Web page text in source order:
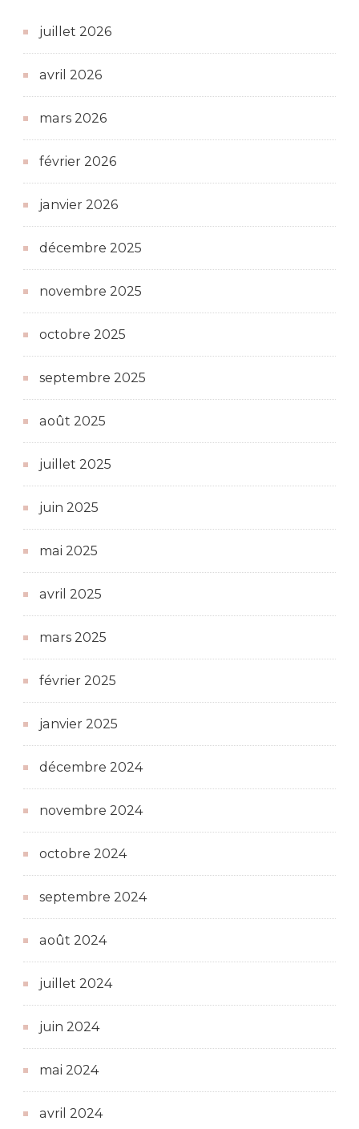
juillet 2026
avril 2026
mars 2026
février 2026
janvier 2026
décembre 2025
novembre 2025
octobre 2025
septembre 2025
août 2025
juillet 2025
juin 2025
mai 2025
avril 2025
mars 2025
février 2025
janvier 2025
décembre 2024
novembre 2024
octobre 2024
septembre 2024
août 2024
juillet 2024
juin 2024
mai 2024
avril 2024